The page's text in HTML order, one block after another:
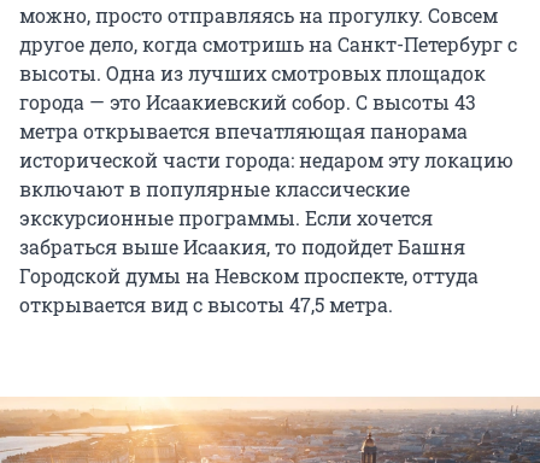
можно, просто отправляясь на прогулку. Совсем
другое дело, когда смотришь на Санкт-Петербург с
высоты. Одна из лучших смотровых площадок
города — это Исаакиевский собор. С высоты 43
метра открывается впечатляющая панорама
исторической части города: недаром эту локацию
включают в популярные классические
экскурсионные программы. Если хочется
забраться выше Исаакия, то подойдет Башня
Городской думы на Невском проспекте, оттуда
открывается вид с высоты 47,5 метра.